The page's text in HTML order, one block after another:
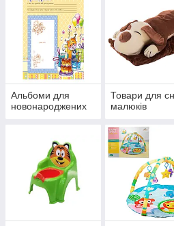
Альбоми для
новонароджених
Товари для
малюків